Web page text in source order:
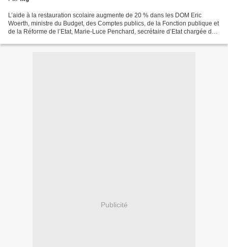
L’aide à la restauration scolaire augmente de 20 % dans les DOM Eric
Woerth, ministre du Budget, des Comptes publics, de la Fonction publique et
de la Réforme de l’Etat, Marie-Luce Penchard, secrétaire d’Etat chargée de
Publicité